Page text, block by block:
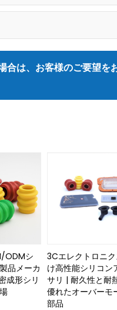
は、お客様のご要望を
ODMシ
品メーカ
成形シリ
3Cエレクトロニク
け高性能シリコン
サリ | 耐久性と耐
優れたオーバーモ
部品